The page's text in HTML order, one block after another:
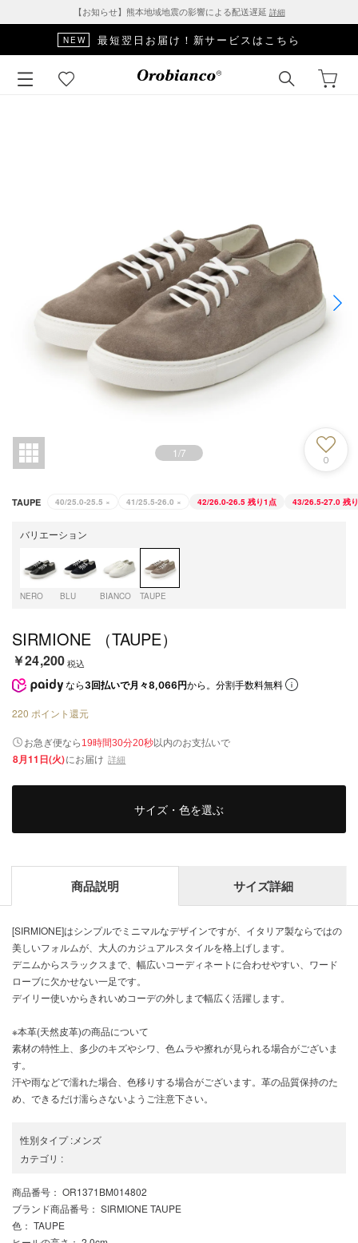
【お知らせ】熊本地域地震の影響による配送遅延 詳細
NEW 最短翌日お届け！新サービスはこちら
1/7
0
TAUPE 40/25.0-25.5 × 41/25.5-26.0 × 42/26.0-26.5 残り1点 43/26.5-27.0 残
バリエーション
NERO BLU BIANCO TAUPE
SIRMIONE （TAUPE）
￥24,200税込
なら 3回払いで月々8,066円から。分割手数料無料
220 ポイント還元
お急ぎ便なら 19時間30分19秒以内のお支払いで
8月11日(火)にお届け 詳細
サイズ・色を選ぶ
商品説明 サイズ詳細
[SIRMIONE]はシンプルでミニマルなデザインですが、イタリア製ならではの
美しいフォルムが、大人のカジュアルスタイルを格上げします。
デニムからスラックスまで、幅広いコーディネートに合わせやすい、ワード
ローブに欠かせない一足です。
デイリー使いからきれいめコーデの外しまで幅広く活躍します。
※本革(天然皮革)の商品について
素材の特性上、多少のキズやシワ、色ムラや擦れが見られる場合がございま
す。
汗や雨などで濡れた場合、色移りする場合がございます。革の品質保持のた
め、できるだけ濡らさないようご注意下さい。
性別タイプ:メンズ
カテゴリ :
商品番号 ： OR1371BM014802
ブランド商品番号 ： SIRMIONE TAUPE
色 ： TAUPE